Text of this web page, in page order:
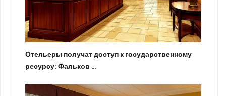
Отельеры получат доступ к государственному
ресурсу: Фальков …